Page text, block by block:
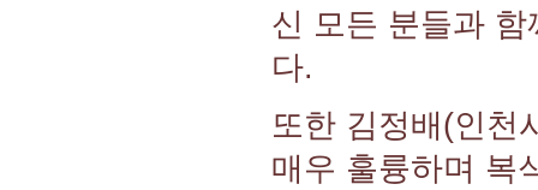
신 모든 분들과
다.
또한 김정배(인천
매우 훌륭하며 복